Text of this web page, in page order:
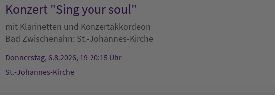
Konzert "Sing your soul"
mit Klarinetten und Konzertakkordeon
Bad Zwischenahn: St.-Johannes-Kirche
Donnerstag, 6.8.2026, 19-20:15 Uhr
St.-Johannes-Kirche